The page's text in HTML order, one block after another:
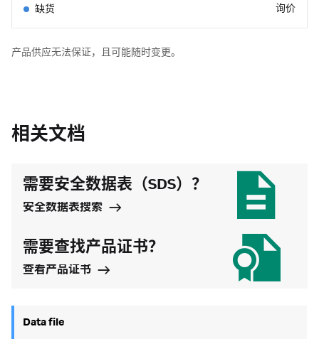
缺货 询价
产品供应无法保证，且可能随时变更。
相关文档
需要安全数据表（SDS）？
安全数据表搜索
需要查找产品证书？
查看产品证书
Data file